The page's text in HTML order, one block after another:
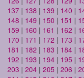
137 | 138 | 139 | 140 |
148 | 149 | 150 | 151 |
159 | 160 | 161 | 162 |
170 | 171 | 172 | 173 |
181 | 182 | 183 | 184 |
192 | 193 | 194 | 195 |
203 | 204 | 205 | 206 |